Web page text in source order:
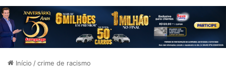
Início /crime de racismo